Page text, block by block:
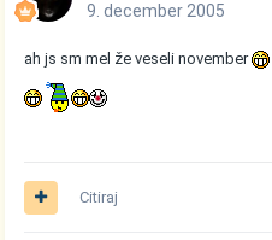
9. december 2005
ah js sm mel že veseli november
Citiraj